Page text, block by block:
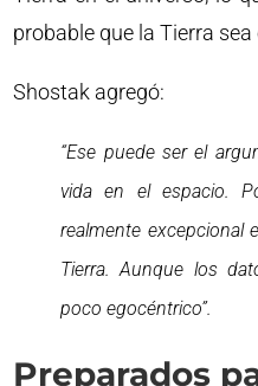
probable que la Tierra
Shostak agregó:
“Ese puede ser el
vida en el espacio.
realmente excepcional
Tierra. Aunque los
poco egocéntrico”.
Preparados